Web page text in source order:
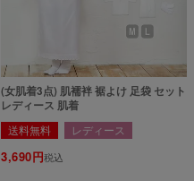
(女肌着3点) 肌襦袢 裾よけ 足袋 セット
レディース 肌着
送料無料 レディース
3,690 税込